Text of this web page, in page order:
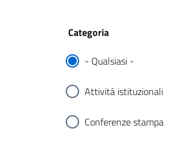
Categoria
- Qualsiasi -
Attività istituzionali
Conferenze stampa